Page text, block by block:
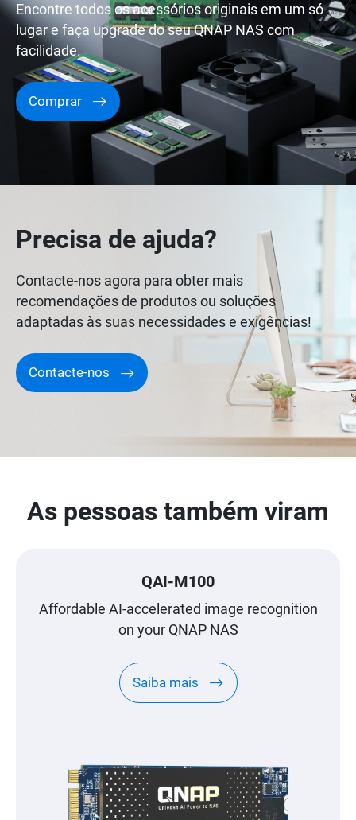
Encontre todos os acessórios originais em um só
lugar e faça upgrade do seu QNAP NAS com
facilidade.
Comprar
Precisa de ajuda?
Contacte-nos agora para obter mais
recomendações de produtos ou soluções
adaptadas às suas necessidades e exigências!
Contacte-nos
As pessoas também viram
QAI-M100
Affordable AI-accelerated image recognition
on your QNAP NAS
Saiba mais